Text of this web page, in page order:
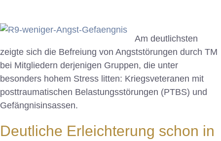
Am deutlichsten
zeigte sich die Befreiung von Angststörungen durch TM
bei Mitgliedern derjenigen Gruppen, die unter
besonders hohem Stress litten: Kriegsveteranen mit
posttraumatischen Belastungsstörungen (PTBS) und
Gefängnisinsassen.
Deutliche Erleichterung schon in